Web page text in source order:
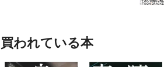
われている本